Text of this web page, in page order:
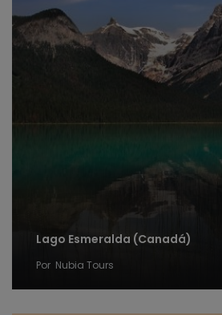
Lago Esmeralda (Canadá)
Por Nubia Tours